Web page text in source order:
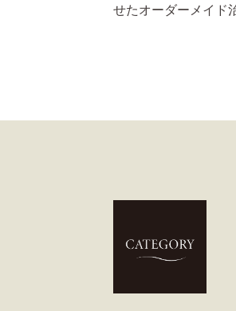
せたオーダーメイド